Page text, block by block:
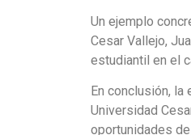
Un ejemplo
Cesar Vallejo,
estudiantil en el
En conclusión,
Universidad
oportunidades